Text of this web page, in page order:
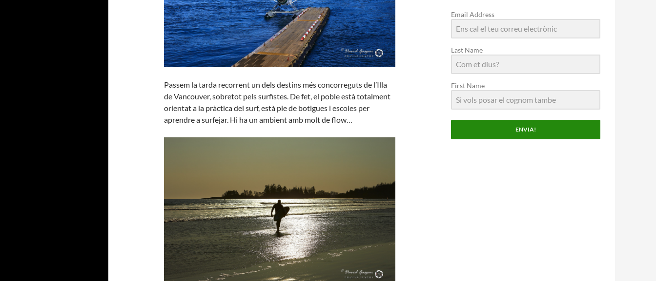
Passem la tarda recorrent un dels destins més concorreguts de l’Illa
de Vancouver, sobretot pels surfistes. De fet, el poble està totalment
orientat a la pràctica del surf, està ple de botigues i escoles per
aprendre a surfejar. Hi ha un ambient amb molt de flow…
Email Address
Last Name
First Name
ENVIA!